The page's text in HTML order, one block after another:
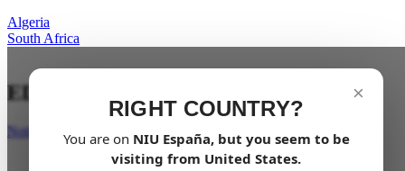
Algeria
South Africa
×
RIGHT COUNTRY?
You are on NIU España, but you seem to be
visiting from United States.
EDICIÓN 10° ANIVERSARIO
Notifícame